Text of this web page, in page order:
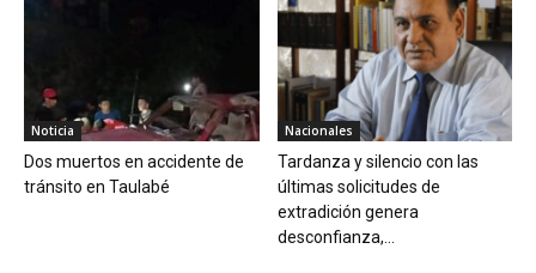
Noticia
Dos muertos en accidente de
tránsito en Taulabé
Nacionales
Tardanza y silencio con las
últimas solicitudes de
extradición genera
desconfianza,...